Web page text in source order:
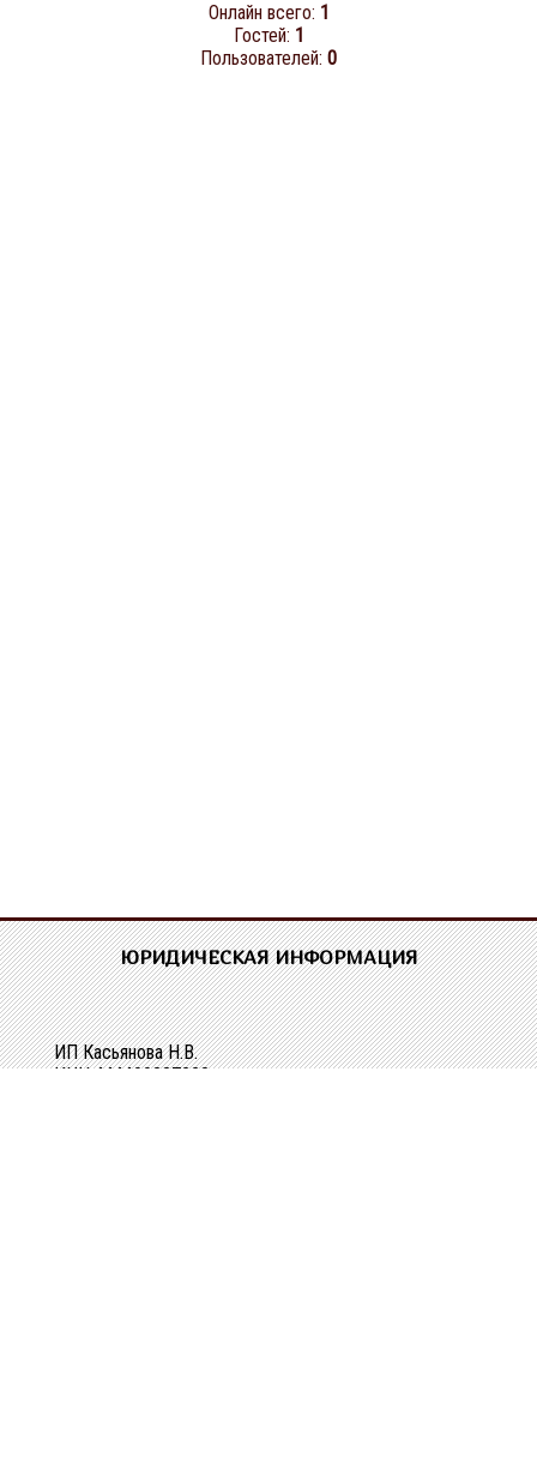
Онлайн всего: 1
Гостей: 1
Пользователей: 0
ЮРИДИЧЕСКАЯ ИНФОРМАЦИЯ
ИП Касьянова Н.В.
ИНН 444400337228